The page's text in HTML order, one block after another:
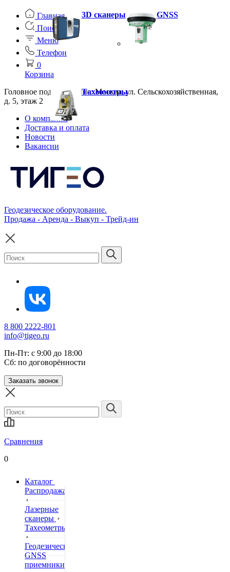
Главная
Поиск
Меню
Телефон
0
Корзина
Головное подразделение: Москва, ул. Сельскохозяйственная,
д. 5, этаж 2
О компании
Доставка и оплата
Новости
Вакансии
Геодезическое оборудование.
Продажа - Аренда - Выкуп - Трейд-ин
8 800 2222-801
info@tigeo.ru
Пн-Пт: с 9:00 до 18:00
Сб: по договорённости
Заказать звонок
Сравнения
0
Каталог
Распродажа
Лазерные
сканеры
Тахеометры
Геодезические
GNSS
приемники
3D сканеры GNSS
Тахеометры